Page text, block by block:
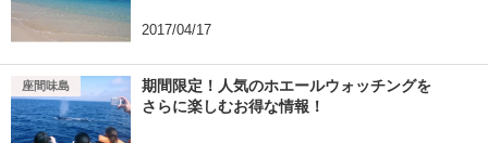
2017/04/17
期間限定！人気のホエールウォッチングを
さらに楽しむお得な情報！
座間味島